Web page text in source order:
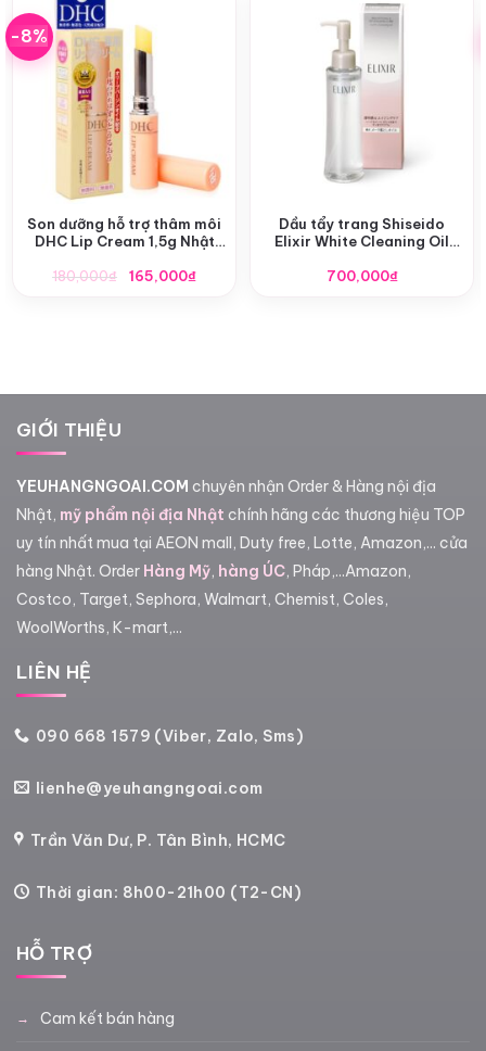
-8%
Son dưỡng hỗ trợ thâm môi
DHC Lip Cream 1,5g Nhật
180,000₫
Giá
165,000₫Giá
Dầu tẩy trang Shiseido
Elixir White Cleaning Oil
700,000₫
GIỚI THIỆU
YEUHANGNGOAI.COM chuyên nhận Order & Hàng nội địa
Nhật, mỹ phẩm nội địa Nhật chính hãng các thương hiệu TOP
uy tín nhất mua tại AEON mall, Duty free, Lotte, Amazon,... cửa
hàng Nhật. Order Hàng Mỹ, hàng ÚC, Pháp,...Amazon,
Costco, Target, Sephora, Walmart, Chemist, Coles,
WoolWorths, K-mart,...
LIÊN HỆ
090 668 1579 (Viber, Zalo, Sms)
lienhe@yeuhangngoai.com
Trần Văn Dư, P. Tân Bình, HCMC
Thời gian: 8h00-21h00 (T2-CN)
HỖ TRỢ
Cam kết bán hàng